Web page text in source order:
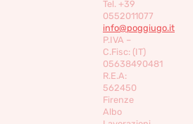
Tel. +39
0552011077
info@poggiugo.it
P.IVA –
C.Fisc: (IT)
05638490481
R.E.A:
562450
Firenze
Albo